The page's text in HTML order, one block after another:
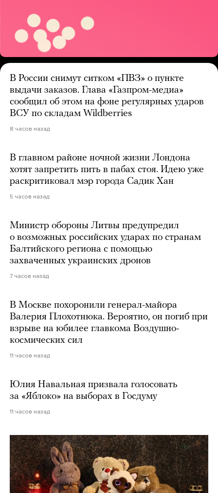
В России снимут ситком «ПВЗ» о пункте
выдачи заказов. Глава «Газпром-медиа»
сообщил об этом на фоне регулярных ударов
ВСУ по складам Wildberries
8 часов назад
В главном районе ночной жизни Лондона
хотят запретить пить в пабах стоя. Идею уже
раскритиковал мэр города Садик Хан
5 часов назад
Министр обороны Литвы предупредил
о возможных российских ударах по странам
Балтийского региона с помощью
захваченных украинских дронов
7 часов назад
В Москве похоронили генерал-майора
Валерия Плохотнюка. Вероятно, он погиб при
взрыве на юбилее главкома Воздушно-
космических сил
11 часов назад
Юлия Навальная призвала голосовать
за «Яблоко» на выборах в Госдуму
11 часов назад